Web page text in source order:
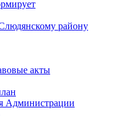
району
акты
Администрации